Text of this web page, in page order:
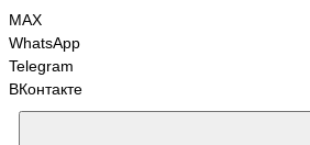
MAX
WhatsApp
Telegram
ВКонтакте